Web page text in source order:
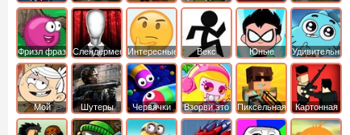
Шон
Сандали
Свомпи
Вилли
Фризл фраз Слендермен Интересные Векс
Юные
титаны
вперед
Удивительный
мир
Гамбола
Мой
шумный
дом
Шутеры Червячки Взорви это
Пиксельная
война
Картонная
башка